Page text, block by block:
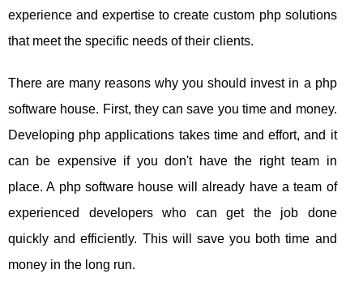
experience and expertise to create custom php solutions
that meet the specific needs of their clients.
There are many reasons why you should invest in a php
software house. First, they can save you time and money.
Developing php applications takes time and effort, and it
can be expensive if you don't have the right team in
place. A php software house will already have a team of
experienced developers who can get the job done
quickly and efficiently. This will save you both time and
money in the long run.